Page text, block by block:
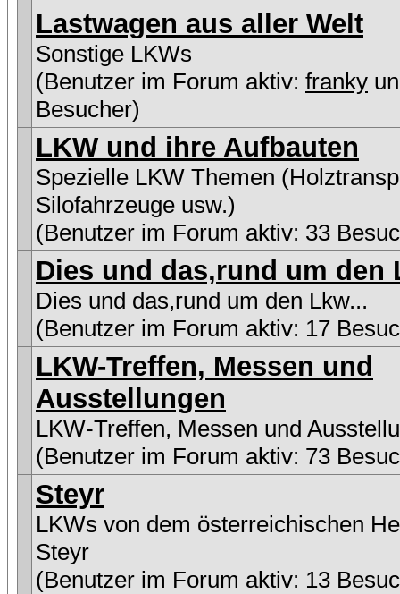
Lastwagen aus aller Welt
Sonstige LKWs
(Benutzer im Forum aktiv: franky
Besucher)
LKW und ihre Aufbauten
Spezielle LKW Themen
Silofahrzeuge usw.)
(Benutzer im Forum aktiv: 33
Dies und das,rund um den
Dies und das,rund um den Lkw...
(Benutzer im Forum aktiv: 17
LKW-Treffen, Messen und
Ausstellungen
LKW-Treffen, Messen und
(Benutzer im Forum aktiv: 73
Steyr
LKWs von dem österreichischen
Steyr
(Benutzer im Forum aktiv: 13